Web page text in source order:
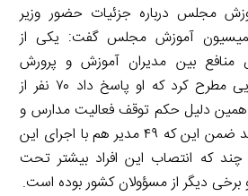
مجلس درباره جزئیات حضور وزیر
آموزش مجلس گفت: یکی از
منافع بین مدیران آموزش و پرورش
سؤالی را از حاجی میرزایی مطرح کرد که او پاسخ داد ۷۰ نفر از
همین دلیل حکم توقف فعالیت مدارس و
آموزشگاه‌ها دریافت کردند ضمن این که ۴۹ مدیر هم با اجرای این
چند که انتصاب این افراد بیشتر تحت
دیگر از مسؤولان کشور بوده است.